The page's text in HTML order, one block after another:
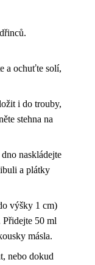
a ochuťte solí,
i do trouby,
stehna na
naskládejte
a plátky
výšky 1 cm)
Přidejte 50 ml
másla.
nebo dokud